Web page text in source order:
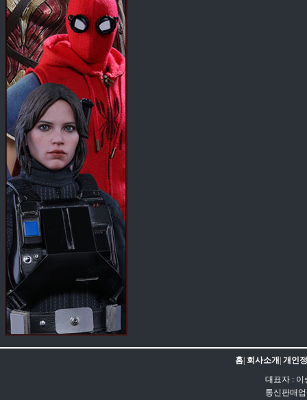
홈 회사소개 개인
대표자 : 이
통신판매